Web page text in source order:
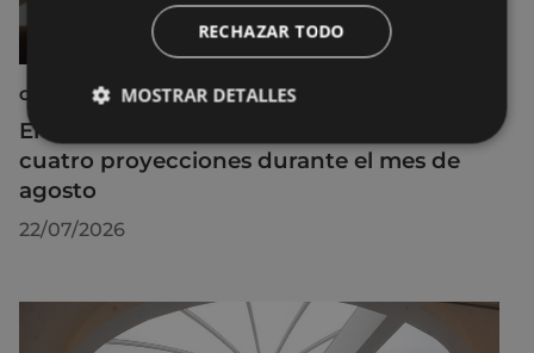
CINE AL AIRE LIBRE
El cine al aire libre regresa a Untzaga con
cuatro proyecciones durante el mes de
agosto
22/07/2026
RECHAZAR TODO
MOSTRAR DETALLES